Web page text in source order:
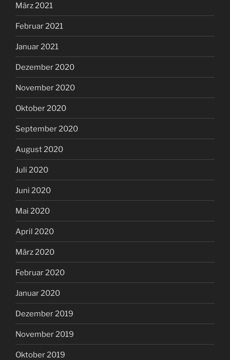
März 2021
Februar 2021
Januar 2021
Dezember 2020
November 2020
Oktober 2020
September 2020
August 2020
Juli 2020
Juni 2020
Mai 2020
April 2020
März 2020
Februar 2020
Januar 2020
Dezember 2019
November 2019
Oktober 2019